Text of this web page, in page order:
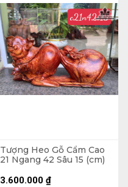
Tượng Heo Gỗ Cẩm Cao
21 Ngang 42 Sâu 15 (cm)
3.600.000 ₫